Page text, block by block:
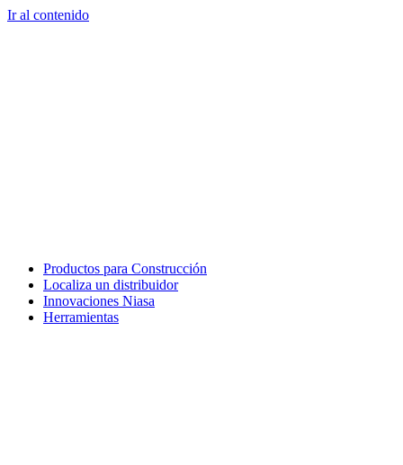
Ir al contenido
Productos para Construcción
Localiza un distribuidor
Innovaciones Niasa
Herramientas